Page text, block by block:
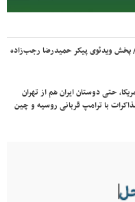
ویدئوی پیکر حمیدرضا رجب‌زاده
حتی دوستان ایران هم از تهران
با ترامپ قربانی روسیه و چین